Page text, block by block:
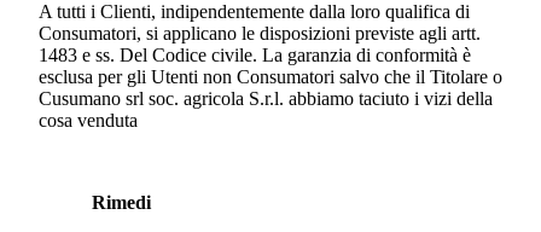
A tutti i Clienti, indipendentemente dalla loro qualifica di
Consumatori, si applicano le disposizioni previste agli artt.
1483 e ss. Del Codice civile. La garanzia di conformità è
esclusa per gli Utenti non Consumatori salvo che il Titolare o
Cusumano srl soc. agricola S.r.l. abbiamo taciuto i vizi della
cosa venduta
Rimedi